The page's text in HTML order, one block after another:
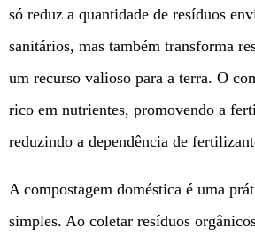
só reduz a quantidade de resíduos
sanitários, mas também transforma
um recurso valioso para a terra. O
rico em nutrientes, promovendo a
reduzindo a dependência de
A compostagem doméstica é uma
simples. Ao coletar resíduos